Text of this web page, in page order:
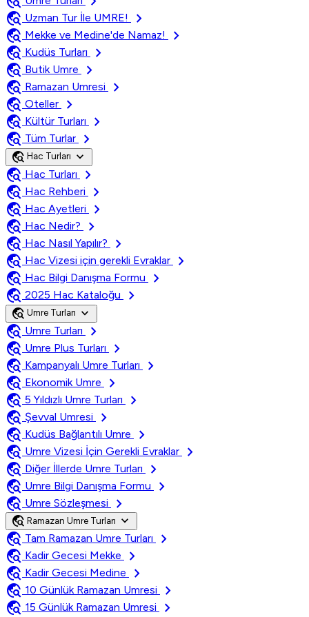
travel_explore Uzman Tur İle UMRE!
chevron_right
travel_explore Mekke ve Medine'de Namaz!
chevron_right
travel_explore Kudüs Turları
chevron_right
travel_explore Butik Umre
chevron_right
travel_explore Ramazan Umresi
chevron_right
travel_explore Oteller
chevron_right
travel_explore Kültür Turları
chevron_right
travel_explore Tüm Turlar chevron_right
travel_explore Hac Turları expand_more
travel_explore Hac Turları
chevron_right
travel_explore Hac Rehberi
chevron_right
travel_explore Hac Ayetleri
chevron_right
travel_explore Hac Nedir?
chevron_right
travel_explore Hac Nasıl Yapılır?
chevron_right
travel_explore Hac Vizesi için gerekli Evraklar
chevron_right
travel_explore Hac Bilgi Danışma Formu
chevron_right
travel_explore 2025 Hac Kataloğu chevron_right
travel_explore Umre Turları expand_more
travel_explore Umre Turları
chevron_right
travel_explore Umre Plus Turları
chevron_right
travel_explore Kampanyalı Umre Turları
chevron_right
travel_explore Ekonomik Umre
chevron_right
travel_explore 5 Yıldızlı Umre Turları
chevron_right
travel_explore Şevval Umresi
chevron_right
travel_explore Kudüs Bağlantılı Umre
chevron_right
travel_explore Umre Vizesi İçin Gerekli Evraklar
chevron_right
travel_explore Diğer İllerde Umre Turları
chevron_right
travel_explore Umre Bilgi Danışma Formu
chevron_right
travel_explore Umre Sözleşmesi chevron_right
travel_explore Ramazan Umre Turları expand_more
travel_explore Tam Ramazan Umre Turları
chevron_right
travel_explore Kadir Gecesi Mekke
chevron_right
travel_explore Kadir Gecesi Medine
chevron_right
travel_explore 10 Günlük Ramazan Umresi
chevron_right
travel_explore 15 Günlük Ramazan Umresi
chevron_right